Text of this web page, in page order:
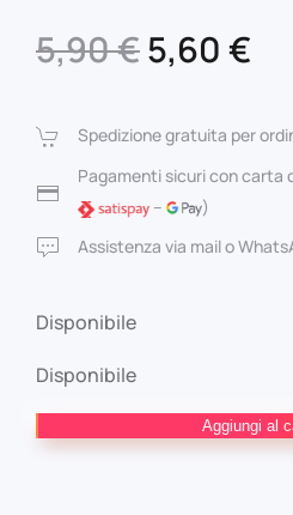
5,90€Il
originale
era:
5,90 €.
5,60 €
è:
Spedizione gratuita per
Pagamenti sicuri con carta
–
)
Assistenza via mail o
Disponibile
Disponibile
Girl
Aggiungi al